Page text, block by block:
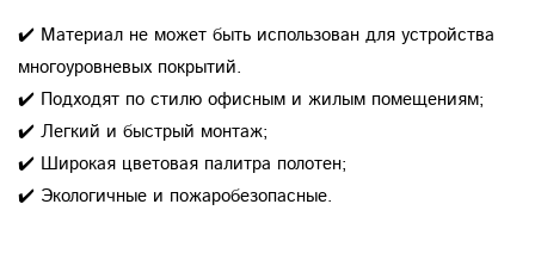
✔️ Материал не может быть использован для устройства
многоуровневых покрытий.
✔️ Подходят по стилю офисным и жилым помещениям;
✔️ Легкий и быстрый монтаж;
✔️ Широкая цветовая палитра полотен;
✔️ Экологичные и пожаробезопасные.